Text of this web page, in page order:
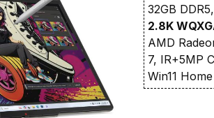
32GB
2.8K
AMD
7, IR+5MP
Win11